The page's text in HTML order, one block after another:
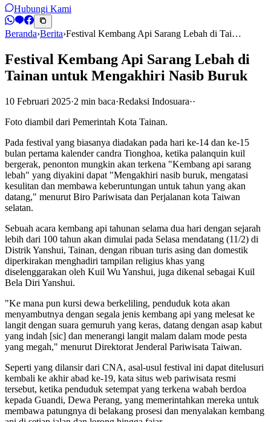
Hubungi Kami
Beranda›Berita›Festival Kembang Api Sarang Lebah di Tai…
Festival Kembang Api Sarang Lebah di
Tainan untuk Mengakhiri Nasib Buruk
10 Februari 2025·2 min baca·Redaksi Indosuara··
Foto diambil dari Pemerintah Kota Tainan.
Pada festival yang biasanya diadakan pada hari ke-14 dan ke-15
bulan pertama kalender candra Tionghoa, ketika palanquin kuil
bergerak, penonton mungkin akan terkena "Kembang api sarang
lebah" yang diyakini dapat "Mengakhiri nasib buruk, mengatasi
kesulitan dan membawa keberuntungan untuk tahun yang akan
datang," menurut Biro Pariwisata dan Perjalanan kota Taiwan
selatan.
Sebuah acara kembang api tahunan selama dua hari dengan sejarah
lebih dari 100 tahun akan dimulai pada Selasa mendatang (11/2) di
Distrik Yanshui, Tainan, dengan ribuan turis asing dan domestik
diperkirakan menghadiri tampilan religius khas yang
diselenggarakan oleh Kuil Wu Yanshui, juga dikenal sebagai Kuil
Bela Diri Yanshui.
"Ke mana pun kursi dewa berkeliling, penduduk kota akan
menyambutnya dengan segala jenis kembang api yang melesat ke
langit dengan suara gemuruh yang keras, datang dengan asap kabut
yang indah [sic] dan menerangi langit malam dalam mode pesta
yang megah," menurut Direktorat Jenderal Pariwisata Taiwan.
Seperti yang dilansir dari CNA, asal-usul festival ini dapat ditelusuri
kembali ke akhir abad ke-19, kata situs web pariwisata resmi
tersebut, ketika penduduk setempat yang terkena wabah berdoa
kepada Guandi, Dewa Perang, yang memerintahkan mereka untuk
membawa patungnya di belakang prosesi dan menyalakan kembang